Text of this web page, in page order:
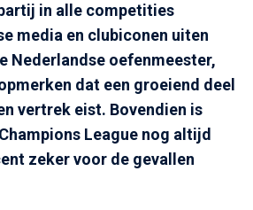
in alle competities
media en clubiconen uiten
Nederlandse oefenmeester,
dat een groeiend deel
vertrek eist. Bovendien is
League nog altijd
zeker voor de gevallen